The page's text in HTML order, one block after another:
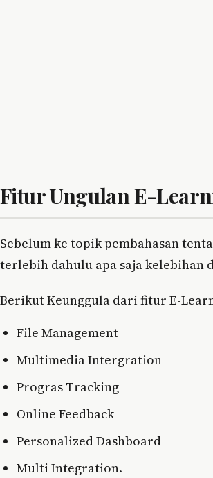
Fitur Ungulan E-
Sebelum ke topik pembahasan
terlebih dahulu apa saja kelebihan
Berikut Keunggula dari fitur E-
File Management
Multimedia Intergration
Progras Tracking
Online Feedback
Personalized Dashboard
Multi Integration.